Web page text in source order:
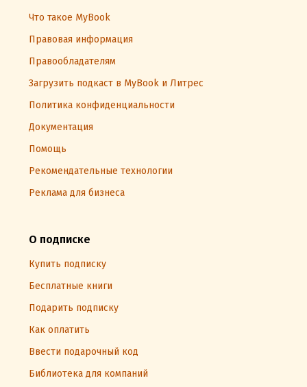
Что такое MyBook
Правовая информация
Правообладателям
Загрузить подкаст в MyBook и Литрес
Политика конфиденциальности
Документация
Помощь
Рекомендательные технологии
Реклама для бизнеса
О подписке
Купить подписку
Бесплатные книги
Подарить подписку
Как оплатить
Ввести подарочный код
Библиотека для компаний